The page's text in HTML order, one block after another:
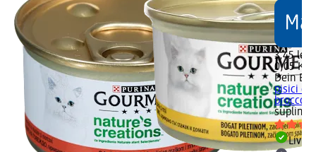
3,45 lei
0,05 Kg
Dein
pisici cu